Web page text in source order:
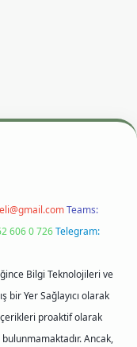
Teams:
606 0 726Telegram:
Bilgi Teknolojileri ve
bir Yer Sağlayıcı olarak
proaktif olarak
Ancak,